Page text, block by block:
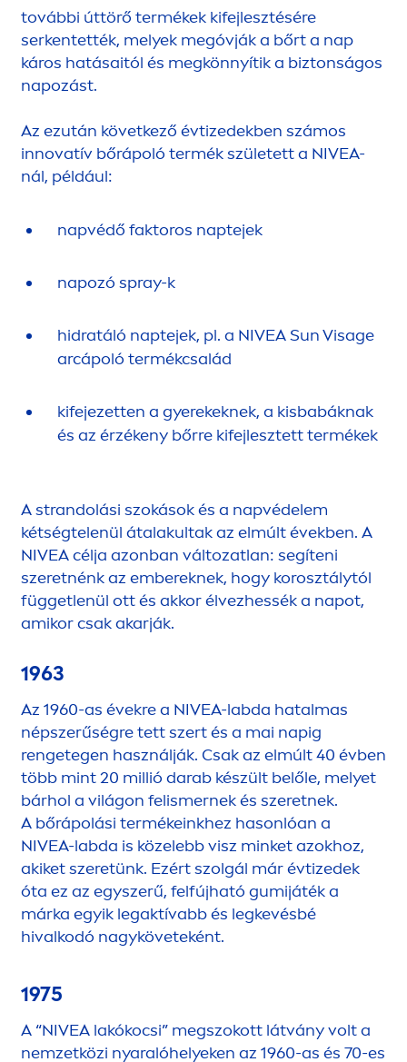
további úttörő termékek kifejlesztésére
serkentették, melyek megóvják a bőrt a nap
káros hatásaitól és megkönnyítik a biztonságos
napozást.
Az ezután következő évtizedekben számos
innovatív bőrápoló termék született a NIVEA-
nál, például:
napvédő faktoros naptejek
napozó spray-k
hidratáló naptejek, pl. a NIVEASunVisage
arcápoló termékcsalád
kifejezetten a gyerekeknek, a kisbabáknak
és az érzékeny bőrre kifejlesztett termékek
A strandolási szokások és a napvédelem
kétségtelenül átalakultak az elmúlt években. A
NIVEAcélja azonban változatlan: segíteni
szeretnénk az embereknek, hogy korosztálytól
függetlenül ott és akkor élvezhessék a napot,
amikor csak akarják.
1963
Az 1960-as évekre a NIVEA-labda hatalmas
népszerűségre tett szert és a mai napig
rengetegen használják. Csak az elmúlt 40 évben
több mint 20 millió darab készült belőle, melyet
bárhol a világon felismernek és szeretnek.
A bőrápolási termékeinkhez hasonlóan a
NIVEA-labda is közelebb visz minket azokhoz,
akiket szeretünk. Ezért szolgál már évtizedek
óta ez az egyszerű, felfújható gumijáték a
márka egyik legaktívabb és legkevésbé
hivalkodó nagyköveteként.
1975
A “NIVEA lakókocsi” megszokott látvány volt a
nemzetközi nyaralóhelyeken az 1960-as és 70-es